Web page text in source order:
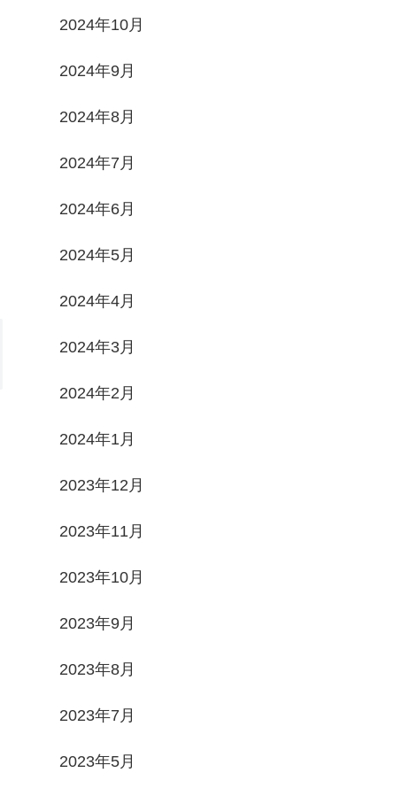
2024年10月
2024年9月
2024年8月
2024年7月
2024年6月
2024年5月
2024年4月
2024年3月
2024年2月
2024年1月
2023年12月
2023年11月
2023年10月
2023年9月
2023年8月
2023年7月
2023年5月